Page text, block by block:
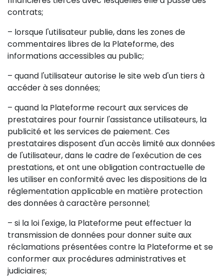
contrats;
– lorsque l'utilisateur publie, dans les zones de
commentaires libres de la Plateforme, des
informations accessibles au public;
– quand l'utilisateur autorise le site web d'un tiers à
accéder à ses données;
– quand la Plateforme recourt aux services de
prestataires pour fournir l'assistance utilisateurs, la
publicité et les services de paiement. Ces
prestataires disposent d'un accès limité aux données
de l'utilisateur, dans le cadre de l'exécution de ces
prestations, et ont une obligation contractuelle de
les utiliser en conformité avec les dispositions de la
réglementation applicable en matière protection
des données à caractère personnel;
– si la loi l'exige, la Plateforme peut effectuer la
transmission de données pour donner suite aux
réclamations présentées contre la Plateforme et se
conformer aux procédures administratives et
judiciaires;